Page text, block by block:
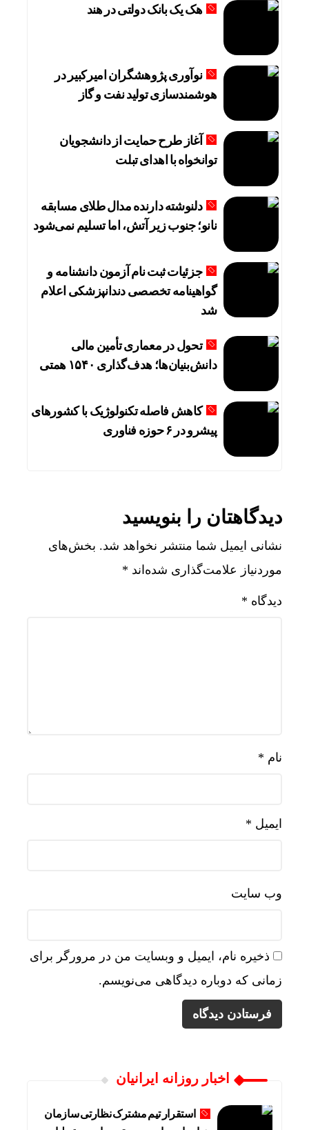
هک یک بانک دولتی در هند
نوآوری پژوهشگران امیرکبیر در
هوشمندسازی تولید نفت و گاز
آغاز طرح حمایت از دانشجویان
توانخواه با اهدای تبلت
دلنوشته دارنده مدال طلای مسابقه
نانو؛ جنوب زیر آتش، اما تسلیم نمی‌شود
جزئیات ثبت نام آزمون دانشنامه و
گواهینامه تخصصی دندانپزشکی اعلام
شد
تحول در معماری تأمین مالی
دانش‌بنیان‌ها؛ هدف‌گذاری ۱۵۴۰ همتی
کاهش فاصله تکنولوژیک با کشورهای
پیشرو در ۶ حوزه‌ فناوری
دیدگاهتان را بنویسید
نشانی ایمیل شما منتشر نخواهد شد. بخش‌های
موردنیاز علامت‌گذاری شده‌اند *
دیدگاه *
نام *
ایمیل *
وب‌ سایت
ذخیره نام، ایمیل و وبسایت من در مرورگر برای
زمانی که دوباره دیدگاهی می‌نویسم.
اخبار روزانه ایرانیان
استقرار تیم مشترک نظارتی سازمان